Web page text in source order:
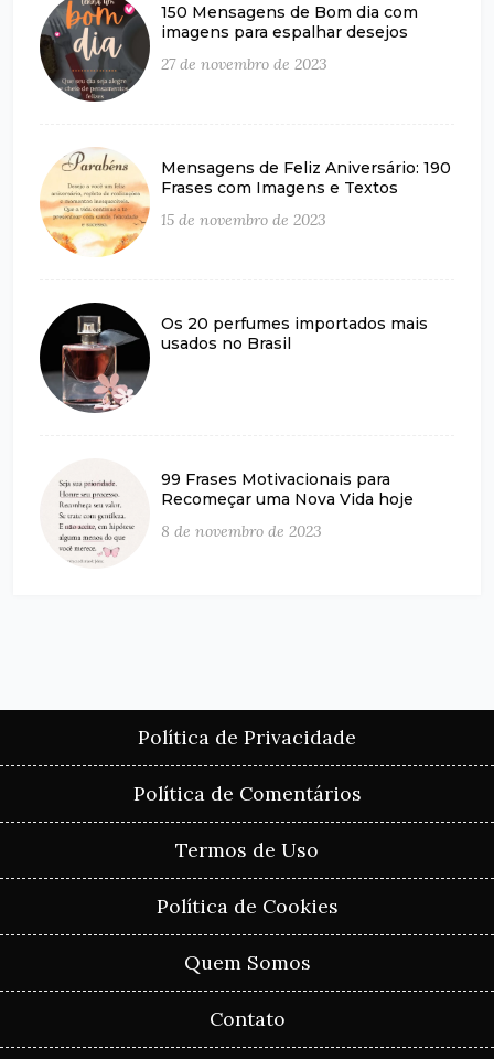
150 Mensagens de Bom dia com
imagens para espalhar desejos
27 de novembro de 2023
Mensagens de Feliz Aniversário: 190
Frases com Imagens e Textos
15 de novembro de 2023
Os 20 perfumes importados mais
usados no Brasil
99 Frases Motivacionais para
Recomeçar uma Nova Vida hoje
8 de novembro de 2023
Política de Privacidade
Política de Comentários
Termos de Uso
Política de Cookies
Quem Somos
Contato